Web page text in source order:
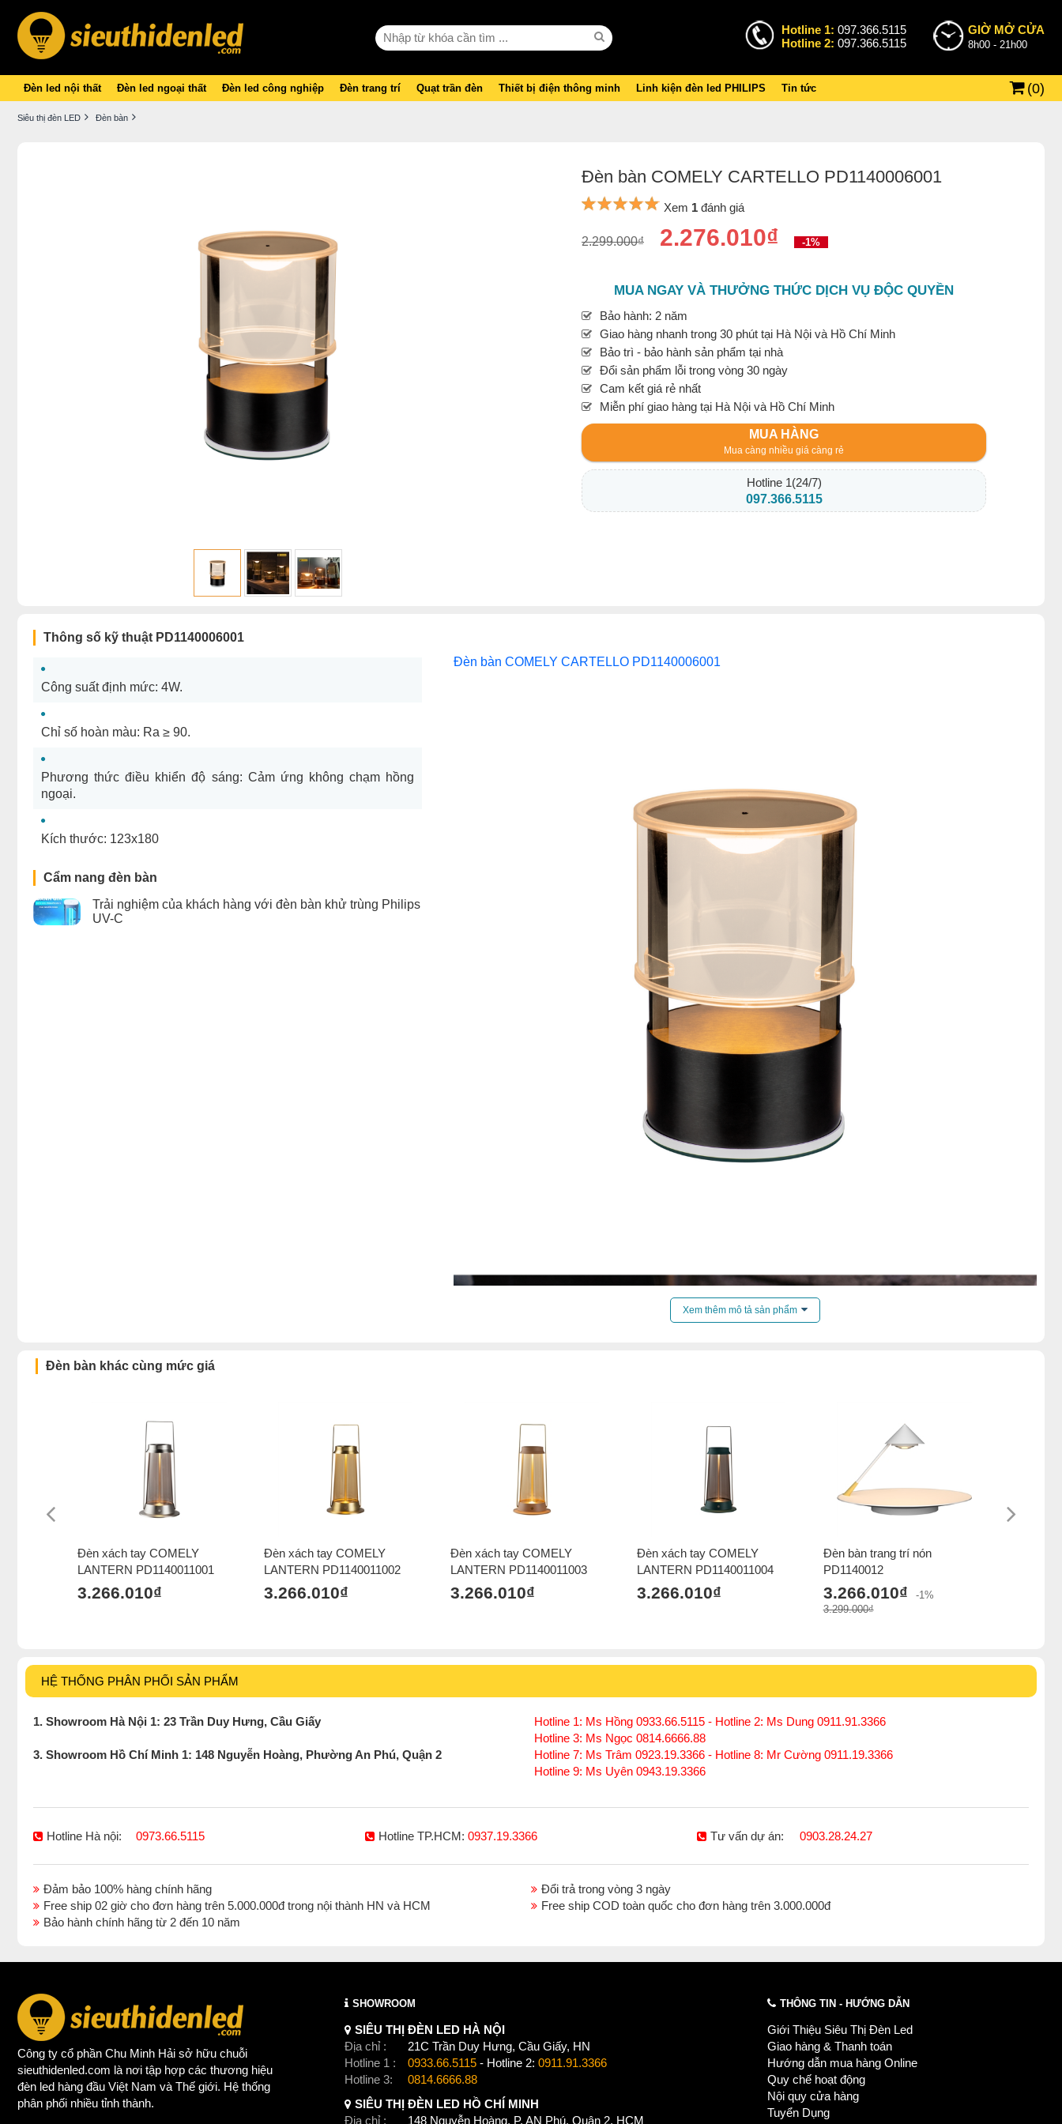
Hotline 1: 097.366.5115
Hotline 2: 097.366.5115
GIỜ MỞ CỬA
8h00 - 21h00
Đèn led nội thất Đèn led ngoại thất Đèn led công nghiệp Đèn trang trí Quạt trần đèn Thiết bị điện thông minh Linh kiện đèn led PHILIPS Tin tức (0)
Siêu thị đèn LED Đèn bàn
Đèn bàn COMELY CARTELLO PD1140006001
Xem 1 đánh giá
2.299.000₫ 2.276.010₫ -1%
MUA NGAY VÀ THƯỞNG THỨC DỊCH VỤ ĐỘC QUYỀN
Bảo hành: 2 năm
Giao hàng nhanh trong 30 phút tại Hà Nội và Hồ Chí Minh
Bảo trì - bảo hành sản phẩm tại nhà
Đổi sản phẩm lỗi trong vòng 30 ngày
Cam kết giá rẻ nhất
Miễn phí giao hàng tại Hà Nội và Hồ Chí Minh
MUA HÀNG
Mua càng nhiều giá càng rẻ
Hotline 1(24/7)
097.366.5115
Thông số kỹ thuật PD1140006001
Công suất định mức: 4W.
Chỉ số hoàn màu: Ra ≥ 90.
Phương thức điều khiển độ sáng: Cảm ứng không chạm hồng
ngoại.
Kích thước: 123x180
Cẩm nang đèn bàn
Trải nghiệm của khách hàng với đèn bàn khử trùng Philips
UV-C
Đèn bàn COMELY CARTELLO PD1140006001
Xem thêm mô tả sản phẩm
Đèn bàn khác cùng mức giá
Đèn xách tay COMELY
LANTERN PD1140011001
3.266.010₫
Đèn xách tay COMELY
LANTERN PD1140011002
3.266.010₫
Đèn xách tay COMELY
LANTERN PD1140011003
3.266.010₫
Đèn xách tay COMELY
LANTERN PD1140011004
3.266.010₫
Đèn bàn trang trí nón
PD1140012
3.266.010₫
-1%
3.299.000₫
HỆ THỐNG PHÂN PHỐI SẢN PHẨM
1. Showroom Hà Nội 1: 23 Trần Duy Hưng, Cầu Giấy
Hotline 1: Ms Hồng 0933.66.5115 - Hotline 2: Ms Dung 0911.91.3366
Hotline 3: Ms Ngọc 0814.6666.88
3. Showroom Hồ Chí Minh 1: 148 Nguyễn Hoàng, Phường An Phú, Quận 2
Hotline 7: Ms Trâm 0923.19.3366 - Hotline 8: Mr Cường 0911.19.3366
Hotline 9: Ms Uyên 0943.19.3366
Hotline Hà nội: 0973.66.5115 Hotline TP.HCM: 0937.19.3366 Tư vấn dự án: 0903.28.24.27
Đảm bảo 100% hàng chính hãng
Đổi trả trong vòng 3 ngày
Free ship 02 giờ cho đơn hàng trên 5.000.000đ trong nội thành HN và HCM
Free ship COD toàn quốc cho đơn hàng trên 3.000.000đ
Bảo hành chính hãng từ 2 đến 10 năm
Công ty cổ phần Chu Minh Hải sở hữu chuỗi
sieuthidenled.com là nơi tập hợp các thương hiệu
đèn led hàng đầu Việt Nam và Thế giới. Hệ thống
phân phối nhiều tỉnh thành.
SHOWROOM
SIÊU THỊ ĐÈN LED HÀ NỘI
Địa chỉ :
21C Trần Duy Hưng, Cầu Giấy, HN
Hotline 1 :
0933.66.5115 - Hotline 2: 0911.91.3366
Hotline 3:
0814.6666.88
SIÊU THỊ ĐÈN LED HỒ CHÍ MINH
Địa chỉ :
148 Nguyễn Hoàng, P. AN Phú, Quận 2, HCM
THÔNG TIN - HƯỚNG DẪN
Giới Thiệu Siêu Thị Đèn Led
Giao hàng & Thanh toán
Hướng dẫn mua hàng Online
Quy chế hoạt động
Nội quy cửa hàng
Tuyển Dụng